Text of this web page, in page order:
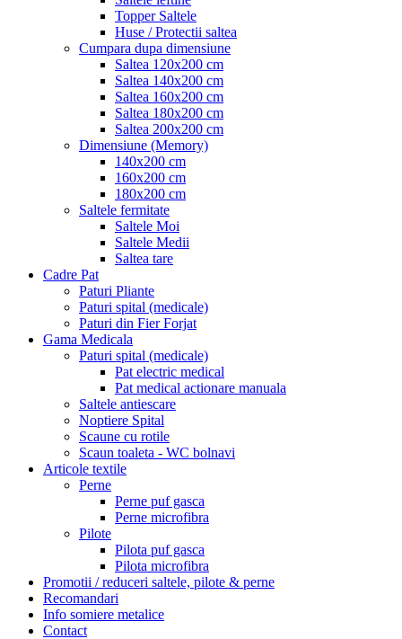
Topper Saltele
Huse / Protectii saltea
Cumpara dupa dimensiune
Saltea 120x200 cm
Saltea 140x200 cm
Saltea 160x200 cm
Saltea 180x200 cm
Saltea 200x200 cm
Dimensiune (Memory)
140x200 cm
160x200 cm
180x200 cm
Saltele fermitate
Saltele Moi
Saltele Medii
Saltea tare
Cadre Pat
Paturi Pliante
Paturi spital (medicale)
Paturi din Fier Forjat
Gama Medicala
Paturi spital (medicale)
Pat electric medical
Pat medical actionare manuala
Saltele antiescare
Noptiere Spital
Scaune cu rotile
Scaun toaleta - WC bolnavi
Articole textile
Perne
Perne puf gasca
Perne microfibra
Pilote
Pilota puf gasca
Pilota microfibra
Promotii / reduceri saltele, pilote & perne
Recomandari
Info somiere metalice
Contact